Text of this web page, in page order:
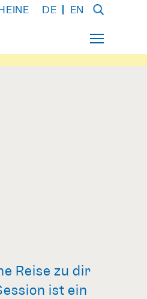
DE EN
Reise zu dir
ist ein